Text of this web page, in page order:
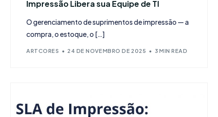
Impressão Libera sua Equipe de TI
O gerenciamento de suprimentos de impressão — a
compra, o estoque, o […]
ARTCORES 24 DE NOVEMBRO DE 2025 3 MIN READ